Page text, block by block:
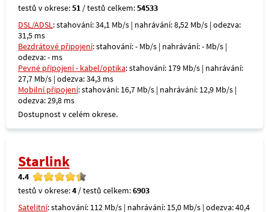
testů v okrese:51 / testů celkem:54533
DSL/ADSL: stahování: 34,1 Mb/s | nahrávání: 8,52 Mb/s | odezva:
31,5 ms
Bezdrátové připojení: stahování: - Mb/s | nahrávání: - Mb/s |
odezva: - ms
Pevné připojení - kabel/optika: stahování: 179 Mb/s | nahrávání:
27,7 Mb/s | odezva: 34,3 ms
Mobilní připojení: stahování: 16,7 Mb/s | nahrávání: 12,9 Mb/s |
odezva: 29,8 ms
Dostupnost v celém okrese.
Starlink
4.4
testů v okrese:4 / testů celkem:6903
Satelitní: stahování: 112 Mb/s | nahrávání: 15,0 Mb/s | odezva: 40,4